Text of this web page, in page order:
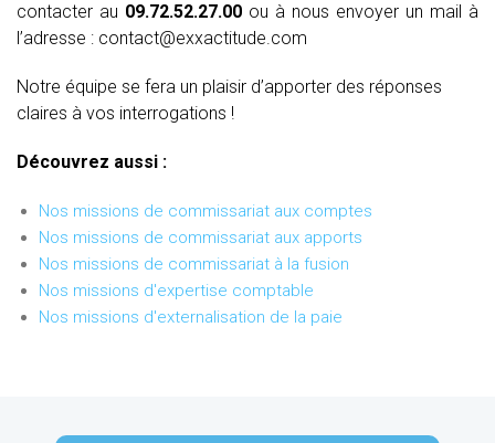
contacter au 09.72.52.27.00 ou à nous envoyer un mail à
l’adresse : contact@exxactitude.com
Notre équipe se fera un plaisir d’apporter des réponses
claires à vos interrogations !
Découvrez aussi :
Nos missions de commissariat aux comptes
Nos missions de commissariat aux apports
Nos missions de commissariat à la fusion
Nos missions d'expertise comptable
Nos missions d'externalisation de la paie